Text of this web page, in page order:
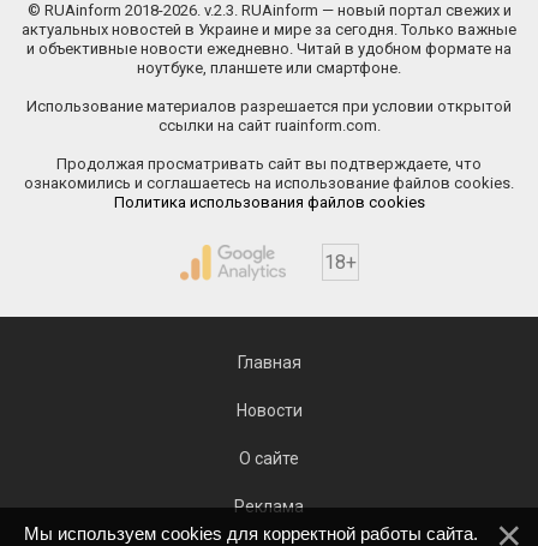
© RUAinform 2018-2026. v.2.3. RUAinform — новый портал свежих и
актуальных новостей в Украине и мире за сегодня. Только важные
и объективные новости ежедневно. Читай в удобном формате на
ноутбуке, планшете или смартфоне.
Использование материалов разрешается при условии открытой
ссылки на сайт ruainform.com.
Продолжая просматривать сайт вы подтверждаете, что
ознакомились и соглашаетесь на использование файлов cookies.
Политика использования файлов cookies
18+
Главная
Новости
О сайте
Реклама
Мы используем cookies для корректной работы сайта.